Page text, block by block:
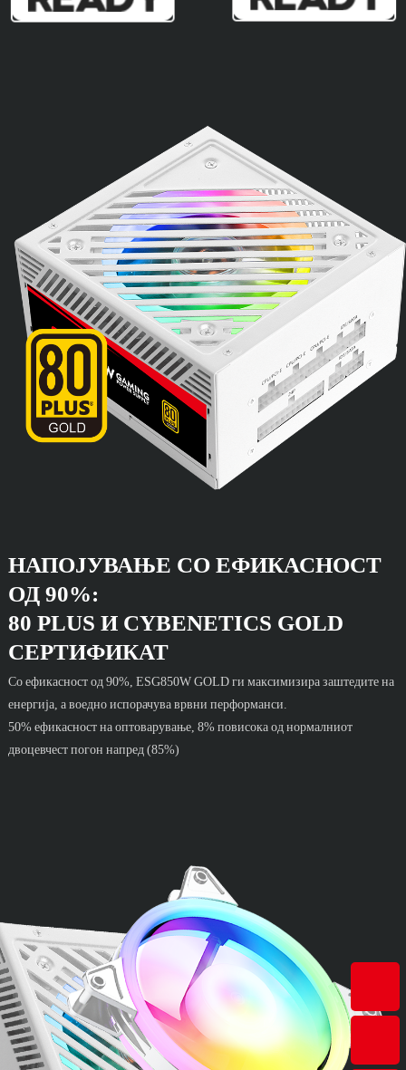
НАПОЈУВАЊЕ СО ЕФИКАСНОСТ
ОД 90%:
80 PLUS И CYBENETICS GOLD
СЕРТИФИКАТ
Со ефикасност од 90%, ESG850W GOLD ги максимизира заштедите на
енергија, а воедно испорачува врвни перформанси.
50% ефикасност на оптоварување, 8% повисока од нормалниот
двоцевчест погон напред (85%)